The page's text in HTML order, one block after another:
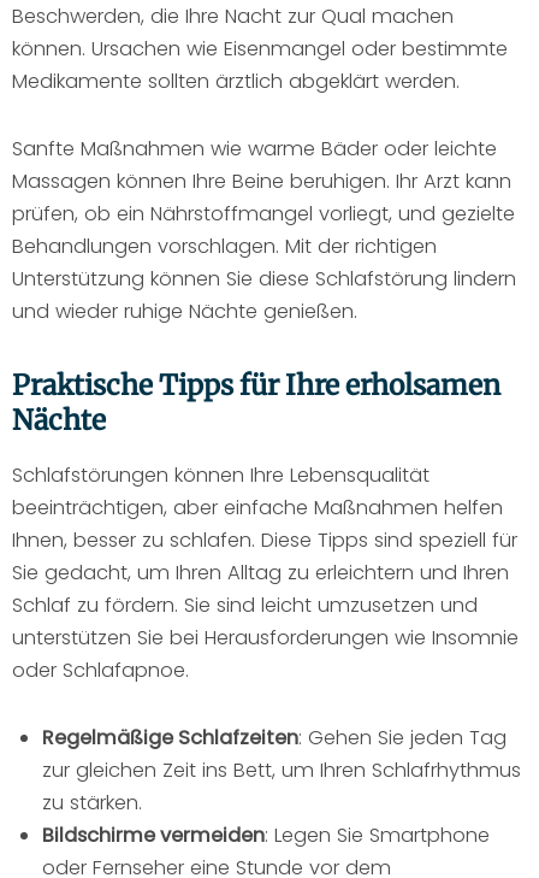
Beschwerden, die Ihre Nacht zur Qual machen
können. Ursachen wie Eisenmangel oder bestimmte
Medikamente sollten ärztlich abgeklärt werden.
Sanfte Maßnahmen wie warme Bäder oder leichte
Massagen können Ihre Beine beruhigen. Ihr Arzt kann
prüfen, ob ein Nährstoffmangel vorliegt, und gezielte
Behandlungen vorschlagen. Mit der richtigen
Unterstützung können Sie diese Schlafstörung lindern
und wieder ruhige Nächte genießen.
Praktische Tipps für Ihre erholsamen
Nächte
Schlafstörungen können Ihre Lebensqualität
beeinträchtigen, aber einfache Maßnahmen helfen
Ihnen, besser zu schlafen. Diese Tipps sind speziell für
Sie gedacht, um Ihren Alltag zu erleichtern und Ihren
Schlaf zu fördern. Sie sind leicht umzusetzen und
unterstützen Sie bei Herausforderungen wie Insomnie
oder Schlafapnoe.
Regelmäßige Schlafzeiten: Gehen Sie jeden Tag
zur gleichen Zeit ins Bett, um Ihren Schlafrhythmus
zu stärken.
Bildschirme vermeiden: Legen Sie Smartphone
oder Fernseher eine Stunde vor dem